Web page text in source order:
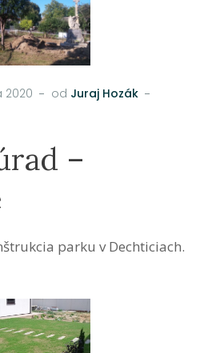
2020 od Juraj Hozák
–
parku v Dechticiach.